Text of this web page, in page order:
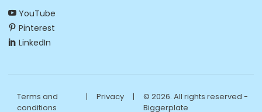
YouTube
Pinterest
LinkedIn
Terms and
conditions
| Privacy |
© 2026. All rights reserved -
Biggerplate